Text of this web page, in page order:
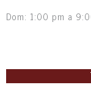
Dom: 1:00 pm a